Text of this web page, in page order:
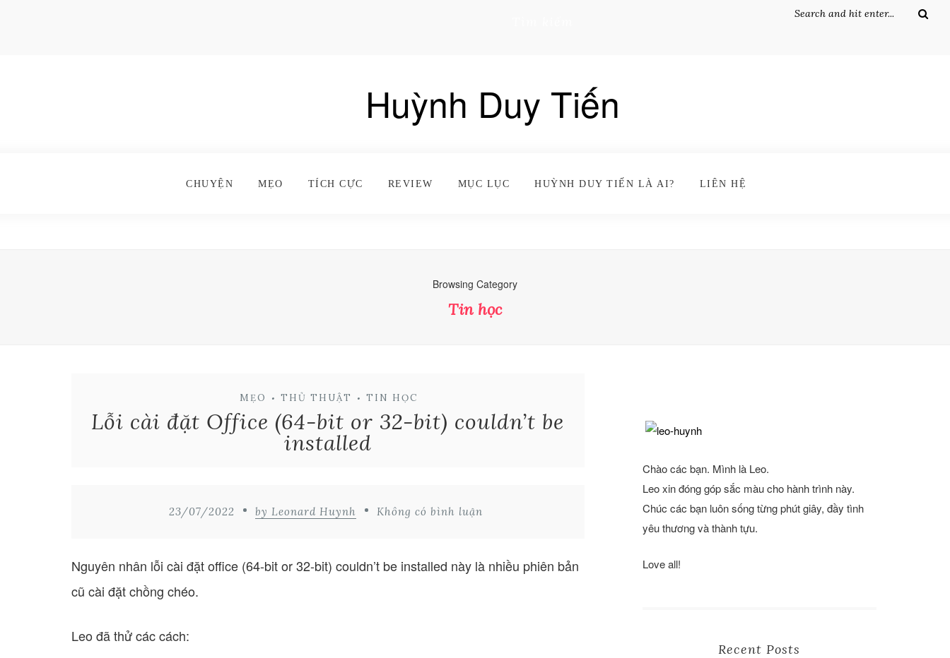
Huỳnh Duy Tiến
CHUYỆN MẸO TÍCH CỰC REVIEW MỤC LỤC HUỲNH DUY TIẾN LÀ AI? LIÊN HỆ
Browsing Category
Tin học
MẸO • THỦ THUẬT • TIN HỌC
Lỗi cài đặt Office (64-bit or 32-bit) couldn’t be
installed
23/07/2022 by Leonard Huynh Không có bình luận
Nguyên nhân lỗi cài đặt office (64-bit or 32-bit) couldn’t be installed này là nhiều phiên bản
cũ cài đặt chồng chéo.
Leo đã thử các cách:
Chào các bạn. Mình là Leo.
Leo xin đóng góp sắc màu cho hành trình này.
Chúc các bạn luôn sống từng phút giây, đầy tình
yêu thương và thành tựu.
Love all!
Recent Posts